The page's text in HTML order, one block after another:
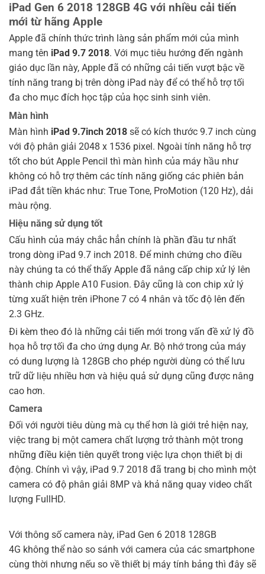
iPad Gen 6 2018 128GB 4G với nhiều cải tiến
mới từ hãng Apple
Apple đã chính thức trình làng sản phẩm mới của mình
mang tên iPad 9.7 2018. Với mục tiêu hướng đến ngành
giáo dục lần này, Apple đã có những cải tiến vượt bậc về
tính năng trang bị trên dòng iPad này để có thể hỗ trợ tối
đa cho mục đích học tập của học sinh sinh viên.
Màn hình
Màn hình iPad 9.7inch 2018 sẽ có kích thước 9.7 inch cùng
với độ phân giải 2048 x 1536 pixel. Ngoài tính năng hỗ trợ
tốt cho bút Apple Pencil thì màn hình của máy hầu như
không có hỗ trợ thêm các tính năng giống các phiên bản
iPad đắt tiền khác như: True Tone, ProMotion (120 Hz), dải
màu rộng.
Hiệu năng sử dụng tốt
Cấu hình của máy chắc hẳn chính là phần đầu tư nhất
trong dòng iPad 9.7 inch 2018. Để minh chứng cho điều
này chúng ta có thể thấy Apple đã nâng cấp chip xử lý lên
thành chip Apple A10 Fusion. Đây cũng là con chip xử lý
từng xuất hiện trên iPhone 7 có 4 nhân và tốc độ lên đến
2.3 GHz.
Đi kèm theo đó là những cải tiến mới trong vấn đề xử lý đồ
họa hỗ trợ tối đa cho ứng dụng Ar. Bộ nhớ trong của máy
có dung lượng là 128GB cho phép người dùng có thể lưu
trữ dữ liệu nhiều hơn và hiệu quả sử dụng cũng được nâng
cao hơn.
Camera
Đối với người tiêu dùng mà cụ thể hơn là giới trẻ hiện nay,
việc trang bị một camera chất lượng trở thành một trong
những điều kiện tiên quyết trong việc lựa chọn thiết bị di
động. Chính vì vậy, iPad 9.7 2018 đã trang bị cho mình một
camera có độ phân giải 8MP và khả năng quay video chất
lượng FullHD.
Với thông số camera này, iPad Gen 6 2018 128GB
4G không thể nào so sánh với camera của các smartphone
cùng thời nhưng nếu so về thiết bị máy tính bảng thì đây sẽ